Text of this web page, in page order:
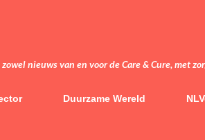
nieuws van en voor de Care & Cure, met
Duurzame Wereld